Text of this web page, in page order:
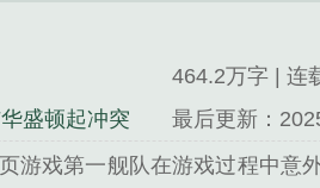
464.2万字 | 连
盛顿起冲突
最后更新：
游戏第一舰队在游戏过程中意